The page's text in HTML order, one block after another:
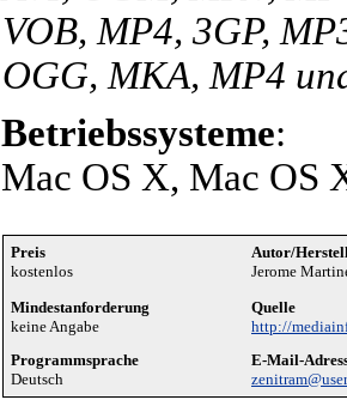
VOB, MP4, 3GP,
OGG, MKA, MP4
Betriebssysteme:
Mac OS X, Mac OS
Preis
kostenlos
Autor/
Jerome
Mindestanforderung
keine Angabe
Quelle
http://
Programmsprache
Deutsch
E-Mail-